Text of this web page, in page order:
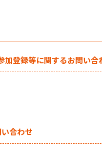
加登録等に関するお問い合
合わせ